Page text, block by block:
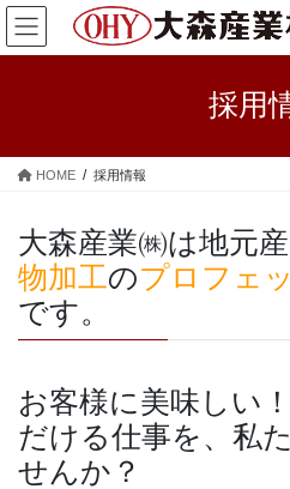
コ
ン
テ
ス
ナ
ビ
ゲ
ン
採用
HOME 採用情報
大森産業㈱は地元
物加工のプロフェ
です。
お客様に美味しい
だける仕事を、私
せんか？